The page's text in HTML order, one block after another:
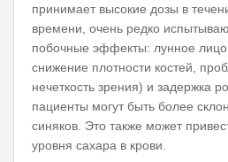
принимает высокие дозы в
времени, очень редко
побочные эффекты: лунное
снижение плотности костей,
нечеткость зрения) и задержка
пациенты могут быть более
синяков. Это также может
уровня сахара в крови.